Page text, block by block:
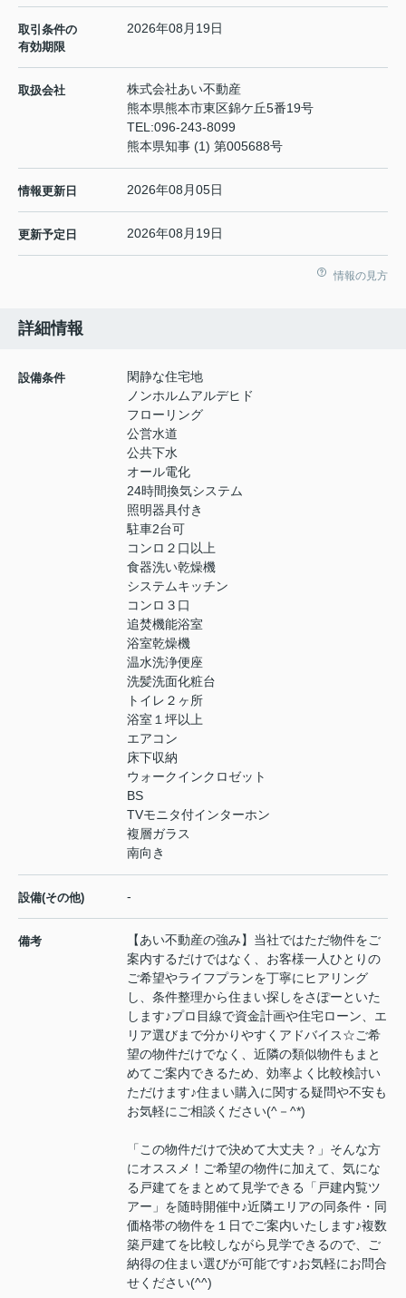
取引条件の
有効期限
2026年08月19日
取扱会社
株式会社あい不動産
熊本県熊本市東区錦ケ丘5番19号
TEL:096-243-8099
熊本県知事 (1) 第005688号
情報更新日 2026年08月05日
更新予定日 2026年08月19日
情報の見方
詳細情報
設備条件
閑静な住宅地
ノンホルムアルデヒド
フローリング
公営水道
公共下水
オール電化
24時間換気システム
照明器具付き
駐車2台可
コンロ２口以上
食器洗い乾燥機
システムキッチン
コンロ３口
追焚機能浴室
浴室乾燥機
温水洗浄便座
洗髪洗面化粧台
トイレ２ヶ所
浴室１坪以上
エアコン
床下収納
ウォークインクロゼット
BS
TVモニタ付インターホン
複層ガラス
南向き
設備(その他) -
備考
【あい不動産の強み】当社ではただ物件をご
案内するだけではなく、お客様一人ひとりの
ご希望やライフプランを丁寧にヒアリング
し、条件整理から住まい探しをさぽーといた
します♪プロ目線で資金計画や住宅ローン、エ
リア選びまで分かりやすくアドバイス☆ご希
望の物件だけでなく、近隣の類似物件もまと
めてご案内できるため、効率よく比較検討い
ただけます♪住まい購入に関する疑問や不安も
お気軽にご相談ください(^－^*)
「この物件だけで決めて大丈夫？」そんな方
にオススメ！ご希望の物件に加えて、気にな
る戸建てをまとめて見学できる「戸建内覧ツ
アー」を随時開催中♪近隣エリアの同条件・同
価格帯の物件を１日でご案内いたします♪複数
築戸建てを比較しながら見学できるので、ご
納得の住まい選びが可能です♪お気軽にお問合
せください(^^)